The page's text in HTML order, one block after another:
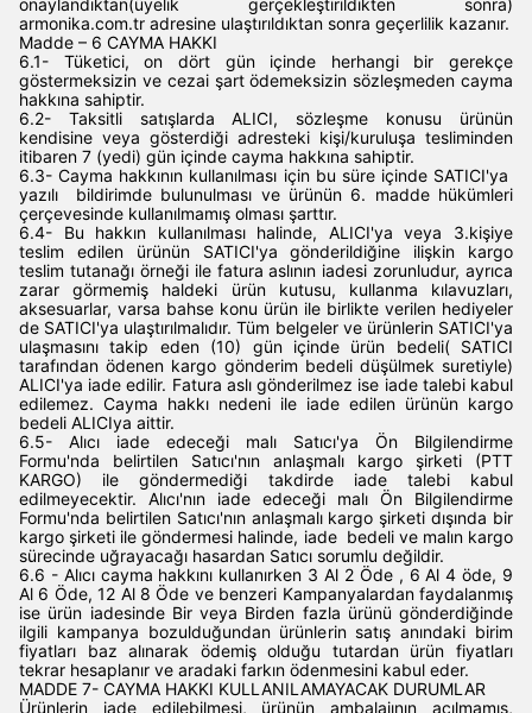
onaylandıktan(üyelik gerçekleştirildikten sonra)
armonika.com.tr adresine ulaştırıldıktan sonra geçerlilik kazanır.
Madde – 6 CAYMA HAKKI
6.1- Tüketici, on dört gün içinde herhangi bir gerekçe
göstermeksizin ve cezai şart ödemeksizin sözleşmeden cayma
hakkına sahiptir.
6.2- Taksitli satışlarda ALICI, sözleşme konusu ürünün
kendisine veya gösterdiği adresteki kişi/kuruluşa tesliminden
itibaren 7 (yedi) gün içinde cayma hakkına sahiptir.
6.3- Cayma hakkının kullanılması için bu süre içinde SATICI'ya
yazılı bildirimde bulunulması ve ürünün 6. madde hükümleri
çerçevesinde kullanılmamış olması şarttır.
6.4- Bu hakkın kullanılması halinde, ALICI'ya veya 3.kişiye
teslim edilen ürünün SATICI'ya gönderildiğine ilişkin kargo
teslim tutanağı örneği ile fatura aslının iadesi zorunludur, ayrıca
zarar görmemiş haldeki ürün kutusu, kullanma kılavuzları,
aksesuarlar, varsa bahse konu ürün ile birlikte verilen hediyeler
de SATICI'ya ulaştırılmalıdır. Tüm belgeler ve ürünlerin SATICI'ya
ulaşmasını takip eden (10) gün içinde ürün bedeli( SATICI
tarafından ödenen kargo gönderim bedeli düşülmek suretiyle)
ALICI'ya iade edilir. Fatura aslı gönderilmez ise iade talebi kabul
edilemez. Cayma hakkı nedeni ile iade edilen ürünün kargo
bedeli ALICIya aittir.
6.5- Alıcı iade edeceği malı Satıcı'ya Ön Bilgilendirme
Formu'nda belirtilen Satıcı'nın anlaşmalı kargo şirketi (PTT
KARGO) ile göndermediği takdirde iade talebi kabul
edilmeyecektir. Alıcı'nın iade edeceği malı Ön Bilgilendirme
Formu'nda belirtilen Satıcı'nın anlaşmalı kargo şirketi dışında bir
kargo şirketi ile göndermesi halinde, iade bedeli ve malın kargo
sürecinde uğrayacağı hasardan Satıcı sorumlu değildir.
6.6 - Alıcı cayma hakkını kullanırken 3 Al 2 Öde , 6 Al 4 öde, 9
Al 6 Öde, 12 Al 8 Öde ve benzeri Kampanyalardan faydalanmış
ise ürün iadesinde Bir veya Birden fazla ürünü gönderdiğinde
ilgili kampanya bozulduğundan ürünlerin satış anındaki birim
fiyatları baz alınarak ödemiş olduğu tutardan ürün fiyatları
tekrar hesaplanır ve aradaki farkın ödenmesini kabul eder.
MADDE 7- CAYMA HAKKI KULLANILAMAYACAK DURUMLAR
Ürünlerin iade edilebilmesi, ürünün ambalajının açılmamış,